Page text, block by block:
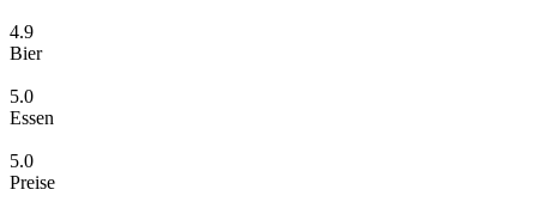
4.9
Bier
5.0
Essen
5.0
Preise